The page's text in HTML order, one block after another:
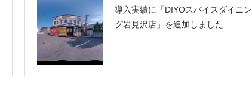
導入実績に「DIYOスパイスダイニン
グ岩見沢店」を追加しました